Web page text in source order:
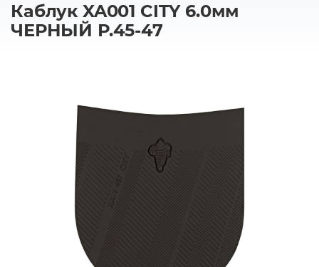
Каблук XA001 CITY 6.0мм
ЧЕРНЫЙ Р.45-47